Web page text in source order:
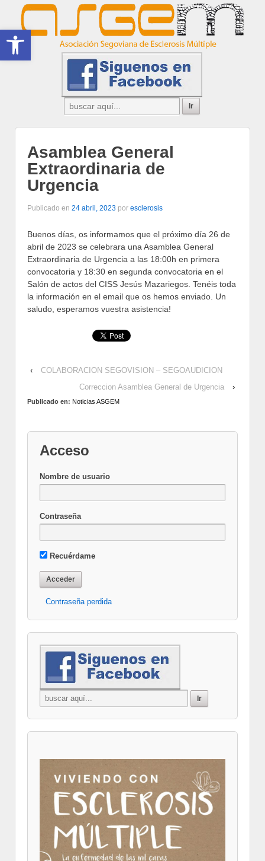
Abrir barra de herramientas
Asamblea General
Extraordinaria de
Urgencia
Publicado en 24 abril, 2023 por esclerosis
Buenos días, os informamos que el próximo día 26 de
abril de 2023 se celebrara una Asamblea General
Extraordinaria de Urgencia a las 18:00h en primera
convocatoria y 18:30 en segunda convocatoria en el
Salón de actos del CISS Jesús Mazariegos. Tenéis toda
la información en el email que os hemos enviado. Un
saludo, esperamos vuestra asistencia!
‹
COLABORACION SEGOVISION – SEGOAUDICION
Correccion Asamblea General de Urgencia
›
Publicado en: Noticias ASGEM
Acceso
Nombre de usuario
Contraseña
Recuérdame
Contraseña perdida